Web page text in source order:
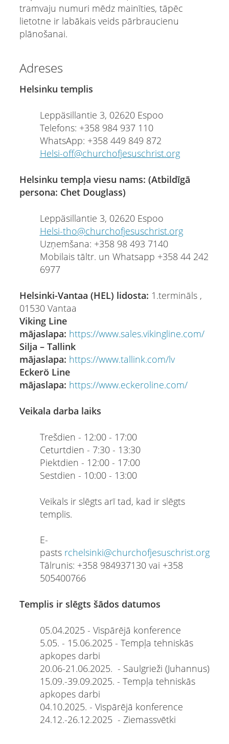
tramvaju numuri mēdz mainīties, tāpēc
lietotne ir labākais veids pārbraucienu
plānošanai.
Adreses
Helsinku templis
Leppäsillantie 3, 02620 Espoo
Telefons: +358 984 937 110
WhatsApp: +358 449 849 872
Helsi-off@churchofjesuschrist.org
Helsinku tempļa viesu nams: (Atbildīgā
persona: Chet Douglass)
Leppäsillantie 3, 02620 Espoo
Helsi-tho@churchofjesuschrist.org
Uzņemšana: +358 98 493 7140
Mobilais tāltr. un Whatsapp +358 44 242
6977
Helsinki-Vantaa (HEL) lidosta: 1.termināls ,
01530 Vantaa
Viking Line
mājaslapa: https://www.sales.vikingline.com/
Silja – Tallink
mājaslapa: https://www.tallink.com/lv
Eckerö Line
mājaslapa: https://www.eckeroline.com/
Veikala darba laiks
Trešdien - 12:00 - 17:00
Ceturtdien - 7:30 - 13:30
Piektdien - 12:00 - 17:00
Sestdien - 10:00 - 13:00
Veikals ir slēgts arī tad, kad ir slēgts
templis.
E-
pasts rchelsinki@churchofjesuschrist.org
Tālrunis: +358 984937130 vai +358
505400766
Templis ir slēgts šādos datumos
05.04.2025 - Vispārējā konference
5.05. - 15.06.2025 - Tempļa tehniskās
apkopes darbi
20.06-21.06.2025. - Saulgrieži (Juhannus)
15.09.-39.09.2025. - Tempļa tehniskās
apkopes darbi
04.10.2025. - Vispārējā konference
24.12.-26.12.2025 - Ziemassvētki